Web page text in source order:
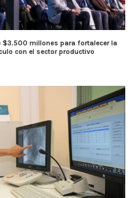
$3.500 millones para fortalecer la
con el sector productivo